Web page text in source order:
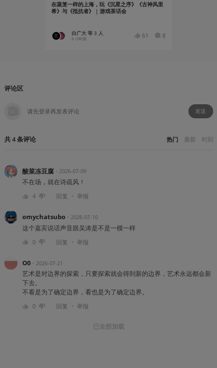
在蒸笼一样的上海，玩《沉星之序》《古神风里
希》与《抵抗者》 | 游戏茶话会
白广大 等 3 人
6 小时前 61 8
评论区
发送
共4条评论 热门 最新 时刻
酸菜冻豆腐・ 2026-07-09
不在场，就在诗疏风！
4 回复 ・ 举报
omychatsubo・ 2026-07-10
这个嘉宾说话声音跟吴涛是不是一模一样
0 回复 ・ 举报
O0・ 2026-07-21
艺术是对边界的探索，只要探索就会得到新的边界，艺术永远都会新
下去。
不看是为了确定边界，看也是为了确定边界。
0 回复 ・ 举报
已全部加载